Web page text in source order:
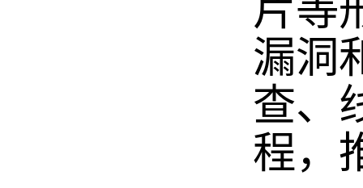
片等
漏洞
查、
程，